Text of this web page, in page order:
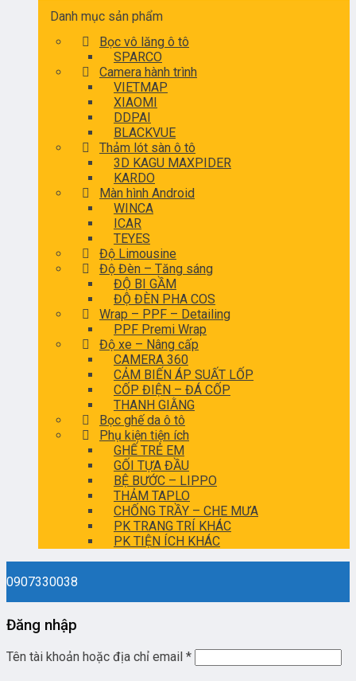
Danh mục sản phẩm
Bọc vô lăng ô tô
SPARCO
Camera hành trình
VIETMAP
XIAOMI
DDPAI
BLACKVUE
Thảm lót sàn ô tô
3D KAGU MAXPIDER
KARDO
Màn hình Android
WINCA
ICAR
TEYES
Độ Limousine
Độ Đèn – Tăng sáng
ĐỘ BI GẦM
ĐỘ ĐÈN PHA COS
Wrap – PPF – Detailing
PPF Premi Wrap
Độ xe – Nâng cấp
CAMERA 360
CẢM BIẾN ÁP SUẤT LỐP
CỐP ĐIỆN – ĐÁ CỐP
THANH GIẰNG
Bọc ghế da ô tô
Phụ kiện tiện ích
GHẾ TRẺ EM
GỐI TỰA ĐẦU
BỆ BƯỚC – LIPPO
THẢM TAPLO
CHỐNG TRẦY – CHE MƯA
PK TRANG TRÍ KHÁC
PK TIỆN ÍCH KHÁC
0907330038
Đăng nhập
Tên tài khoản hoặc địa chỉ email *